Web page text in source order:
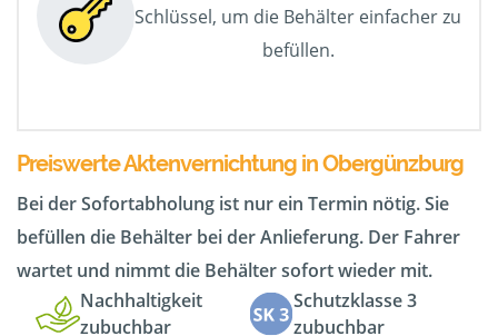
Schlüssel, um die Behälter einfacher zu
befüllen.
Preiswerte Aktenvernichtung in Obergünzburg
Bei der Sofortabholung ist nur ein Termin nötig. Sie
befüllen die Behälter bei der Anlieferung. Der Fahrer
wartet und nimmt die Behälter sofort wieder mit.
Nachhaltigkeit
zubuchbar
Schutzklasse 3
zubuchbar